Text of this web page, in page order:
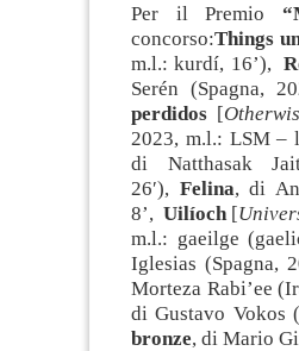
Per il Premio
concorso:Things
m.l.: kurdí, 16’),
Serén (Spagna,
perdidos [
2023, m.l.: LSM –
di Natthasak
26′), Felina, di
8’,Uilíoch [
m.l.: gaeilge
Iglesias (Spagna,
Morteza Rabi’ee
di Gustavo Vokos
bronze, di Mario